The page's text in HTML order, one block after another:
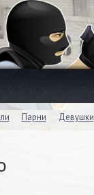
Парни Девушки